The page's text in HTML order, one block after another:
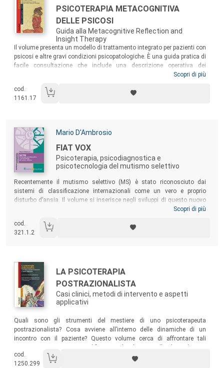
Titolo:
PSICOTERAPIA METACOGNITIVA
DELLE PSICOSI
Guida alla Metacognitive Reflection and
Insight Therapy
Sommario:
Il volume presenta un modello di trattamento integrato per pazienti con
psicosi e altre gravi condizioni psicopatologiche. È una guida pratica di
facile consultazione che include una descrizione operativa dei
processi metacognitivi, una formalizzazione degli obiettivi e dei
attesi per ogni modulo, strumenti di assessment del funzionamento
del paziente e dell’aderenza al trattamento.
Scopri di più
cod.
1161.17
Autori:
Mario D'Ambrosio
Titolo:
FIAT VOX
Psicoterapia, psicodiagnostica e
psicotecnologia del mutismo selettivo
Sommario:
Recentemente il mutismo selettivo (MS) è stato riconosciuto dai
sistemi di classificazione internazionali come un vero e proprio
disturbo d’ansia. Il volume si inserisce negli sviluppi di questo nuovo
corso e affronta un’accurata disamina in merito al quadro
percorsi diagnostici e valutativi più adatti all’inquadramento della
sintomatologia mutacica; illustra un’innovativa prospettiva
l’insorgenza e la persistenza del disturbo.
Scopri di più
cod.
321.1.2
Autori:
Titolo:
LA PSICOTERAPIA
POSTRAZIONALISTA
Casi clinici, metodi di intervento e aspetti
applicativi
Sommario:
Quali sono gli strumenti del mestiere di uno psicoterapeuta
postrazionalista? Cosa avviene all’interno delle dinamiche di un
incontro con il paziente? Questo volume cerca di affrontare tali
succede nell’ambito della pratica psicoterapica.
cod.
1250.299